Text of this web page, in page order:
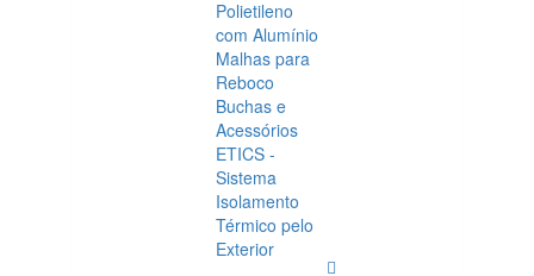
Polietileno
com Alumínio
Malhas para
Reboco
Buchas e
Acessórios
ETICS -
Sistema
Isolamento
Térmico pelo
Exterior